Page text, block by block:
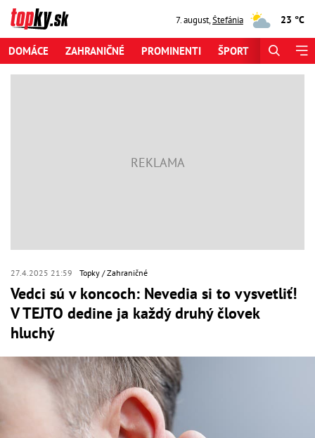
7. august,Štefánia 23 °C
DOMÁCE ZAHRANIČNÉ PROMINENTI ŠPORT
27.4.2025 21:59 Topky Zahraničné
Vedci sú v koncoch: Nevedia si to vysvetliť!
V TEJTO dedine ja každý druhý človek
hluchý